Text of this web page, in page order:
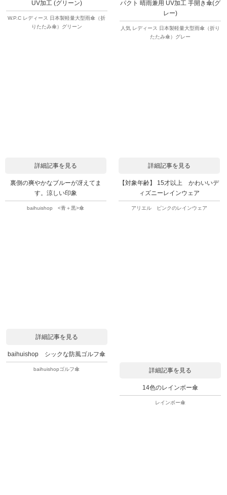
UV加工 (グリーン)
W.P.C レディース 日本製軽量大型雨傘（折
りたたみ傘）グリーン
パクト 晴雨兼用 UV加工 手開き傘(グ
レー)
人気 レディース 日本製軽量大型雨傘（折り
たたみ傘）グレー
詳細記事を見る
裏側の爽やかなブルーが冴えてま
す。涼しい印象
baihuishop <青＋黒>傘
詳細記事を見る
【対象年齢】 15才以上 かわいいデ
ィズニーレインウェア
アリエル ピンクのレインウェア
詳細記事を見る
baihuishop シックな防風ゴルフ傘
baihuishopゴルフ傘 詳細記事を見る
14色のレインボー傘
レインボー傘